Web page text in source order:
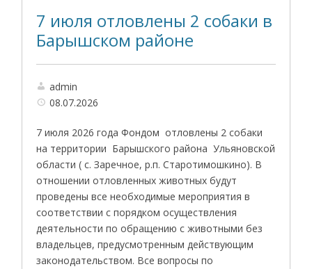
7 июля отловлены 2 собаки в
Барышском районе
admin
08.07.2026
7 июля 2026 года Фондом отловлены 2 собаки
на территории Барышского района Ульяновской
области ( с. Заречное, р.п. Старотимошкино). В
отношении отловленных животных будут
проведены все необходимые мероприятия в
соответствии с порядком осуществления
деятельности по обращению с животными без
владельцев, предусмотренным действующим
законодательством. Все вопросы по